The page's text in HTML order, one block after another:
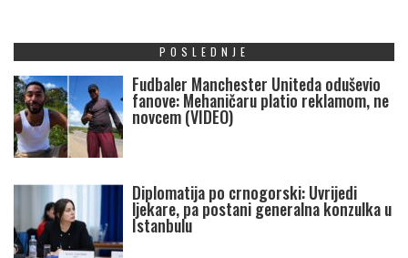
POSLEDNJE
Fudbaler Manchester Uniteda oduševio
fanove: Mehaničaru platio reklamom, ne
novcem (VIDEO)
Diplomatija po crnogorski: Uvrijedi
ljekare, pa postani generalna konzulka u
Istanbulu